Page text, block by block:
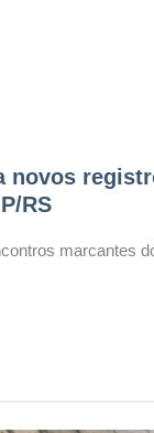
novos
RS
marcantes